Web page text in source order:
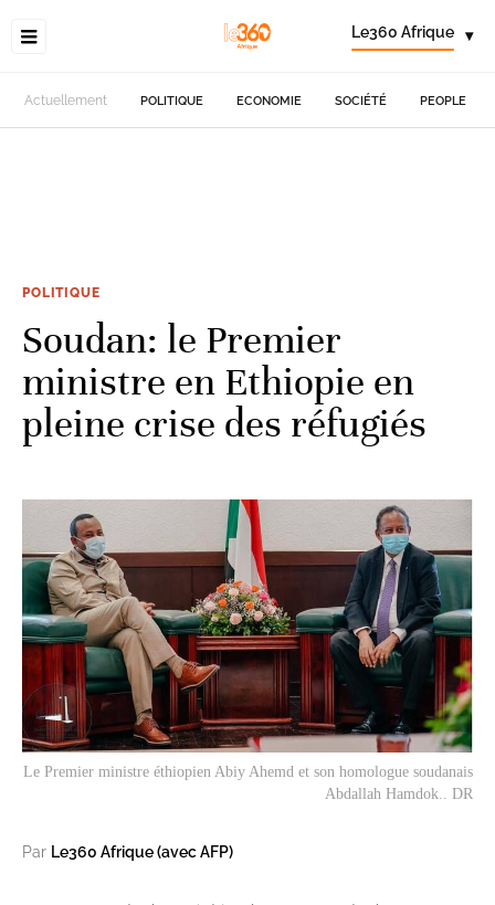
Le360 Afrique ▾
Actuellement POLITIQUE ECONOMIE SOCIÉTÉ PEOPLE
POLITIQUE
Soudan: le Premier
ministre en Ethiopie en
pleine crise des réfugiés
Le Premier ministre éthiopien Abiy Ahemd et son homologue soudanais
Abdallah Hamdok.. DR
Par Le360 Afrique (avec AFP)